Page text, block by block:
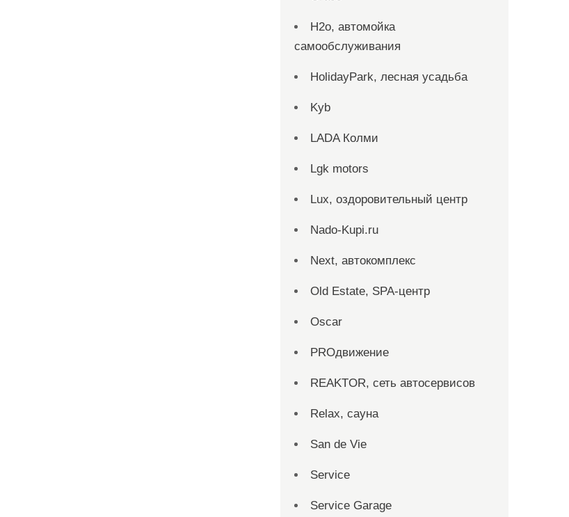
H2o, автомойка
самообслуживания
HolidayPark, лесная усадьба
Kyb
LADA Колми
Lgk motors
Lux, оздоровительный центр
Nado-Kupi.ru
Next, автокомплекс
Old Estate, SPA-центр
Oscar
PROдвижение
REAKTOR, сеть автосервисов
Relax, сауна
San dе Vie
Service
Service Garage